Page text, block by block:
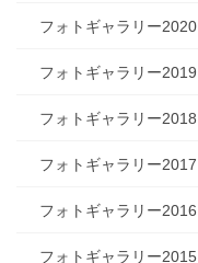
フォトギャラリー2020
フォトギャラリー2019
フォトギャラリー2018
フォトギャラリー2017
フォトギャラリー2016
フォトギャラリー2015